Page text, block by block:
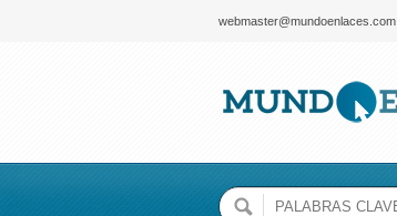
webmaster@mundoenlaces.com